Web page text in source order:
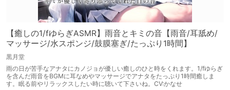
【癒しの1/fゆらぎASMR】雨音とキミの音【雨音/耳舐め/
マッサージ/水スポンジ/鼓膜塞ぎ/たっぷり1時間】
黒月堂
雨の日が苦手なアナタにカノジョが優しい癒しのひと時をくれます。1/fゆらぎ
を含んだ雨音をBGMに耳なめやマッサージでアナタをたっぷり1時間癒しま
す。眠る前やリラックスしたい時に聴いて下さいね。CV:かなせ